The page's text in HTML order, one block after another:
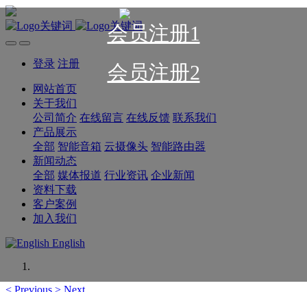
会员注册1
会员注册2
登录 注册
网站首页
关于我们
公司简介 在线留言 在线反馈 联系我们
产品展示
全部 智能音箱 云摄像头 智能路由器
新闻动态
全部 媒体报道 行业资讯 企业新闻
资料下载
客户案例
加入我们
English
< Previous > Next